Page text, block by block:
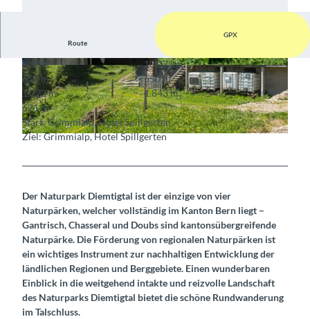
© Berner Wanderwege
© Berner Wanderwege © Berner Wanderwege
Route
GPX
3:30 h
10,37 km
650 m
650 m
1.222 m
1.843 m
621 m
Start: Grimmialp, Hotel Spillgerten
Ziel: Grimmialp, Hotel Spillgerten
Der Naturpark Diemtigtal ist der einzige von vier
Naturpärken, welcher vollständig im Kanton Bern liegt –
Gantrisch, Chasseral und Doubs sind kantonsübergreifende
Naturpärke. Die Förderung von regionalen Naturpärken ist
ein wichtiges Instrument zur nachhaltigen Entwicklung der
ländlichen Regionen und Berggebiete. Einen wunderbaren
Einblick in die weitgehend intakte und reizvolle Landschaft
des Naturparks Diemtigtal bietet die schöne Rundwanderung
im Talschluss.